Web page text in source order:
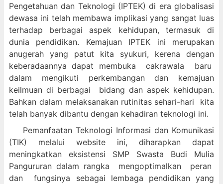
Pengetahuan dan Teknologi (IPTEK) di era globalisasi
dewasa ini telah membawa implikasi yang sangat luas
terhadap berbagai aspek kehidupan, termasuk di
dunia pendidikan. Kemajuan IPTEK ini merupakan
anugerah yang patut kita syukuri, kerena dengan
keberadaannya dapat membuka cakrawala baru
dalam mengikuti perkembangan dan kemajuan
keilmuan di berbagai bidang dan aspek kehidupan.
Bahkan dalam melaksanakan rutinitas sehari-hari kita
telah banyak dibantu dengan kehadiran teknologi ini.
Pemanfaatan Teknologi Informasi dan Komunikasi
(TIK) melalui website ini, diharapkan dapat
meningkatkan eksistensi SMP Swasta Budi Mulia
Pangururan dalam rangka mengoptimalkan peran
dan fungsinya sebagai lembaga pendidikan yang